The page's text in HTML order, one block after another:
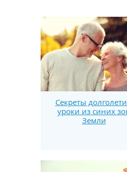
Секреты
уроки из синих
Земли